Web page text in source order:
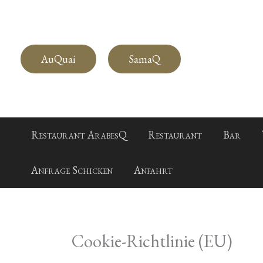
springen
AuQuai
SamaQ
Restaurant ArabesQ Restaurant Bar
Anfrage Schicken Anfahrt
Cookie-Richtlinie (EU)